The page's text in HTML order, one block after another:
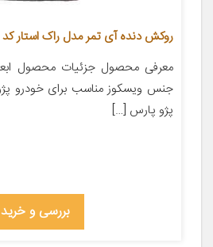
روکش دنده آی تمر مدل راک استار کد 55
پژو پارس […]
بررسی و خرید